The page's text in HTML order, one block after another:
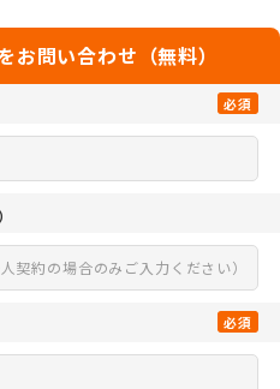
問い合わせ（無料）
必須
必須